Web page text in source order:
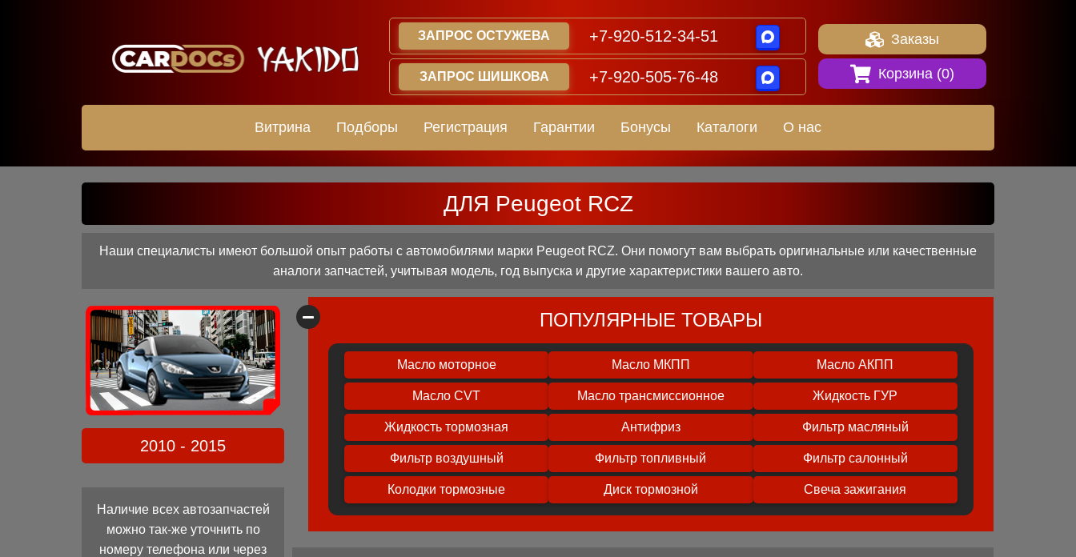
ЗАПРОС ОСТУЖЕВА +7-920-512-34-51
ЗАПРОС ШИШКОВА +7-920-505-76-48
Заказы
Корзина (0)
Витрина Подборы Регистрация Гарантии Бонусы Каталоги О нас
ДЛЯ Peugeot RCZ
Наши специалисты имеют большой опыт работы с автомобилями марки Peugeot RCZ. Они помогут вам выбрать оригинальные или качественные
аналоги запчастей, учитывая модель, год выпуска и другие характеристики вашего авто.
2010 - 2015
Наличие всех автозапчастей
можно так-же уточнить по
номеру телефона или через
ПОПУЛЯРНЫЕ ТОВАРЫ
Масло моторное Масло МКПП Масло АКПП
Масло CVT Масло трансмиссионное Жидкость ГУР
Жидкость тормозная Антифриз Фильтр масляный
Фильтр воздушный Фильтр топливный Фильтр салонный
Колодки тормозные Диск тормозной Свеча зажигания